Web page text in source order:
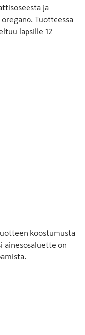
ja
oregano. Tuotteessa
lapsille 12
koostumusta
ainesosaluettelon